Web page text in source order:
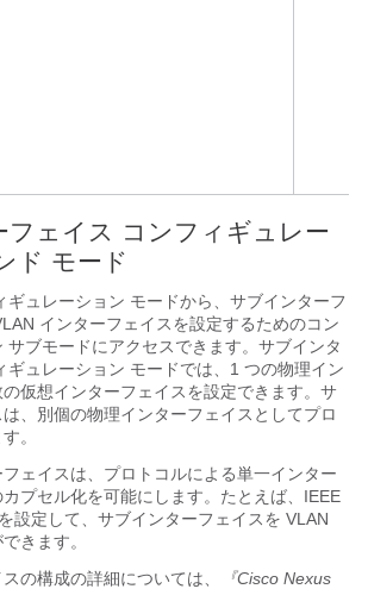
フェイス コンフィギュレー
ド モード
ギュレーション モードから、サブインターフ
インターフェイスを設定するためのコン
サブモードにアクセスできます。サブインタ
ギュレーション モードでは、1 つの物理イン
仮想インターフェイスを設定できます。サ
、別個の物理インターフェイスとしてプロ
。
ェイスは、プロトコルによる単一インター
プセル化を可能にします。たとえば、IEEE
設定して、サブインターフェイスを VLAN
きます。
の構成の詳細については、
『Cisco Nexus